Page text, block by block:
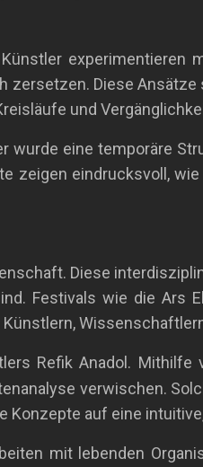
experimentieren
zersetzen. Diese
und
wurde eine temporäre
zeigen eindrucksvoll,
Diese
Festivals wie die Ars
Refik Anadol. Mithilfe
verwischen.
auf eine
mit lebenden